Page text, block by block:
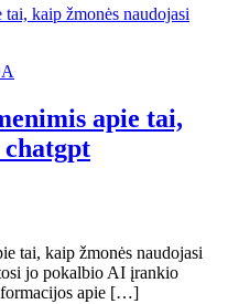
apie tai,
chatgpt
tai, kaip žmonės naudojasi
jo pokalbio AI įrankio
apie […]